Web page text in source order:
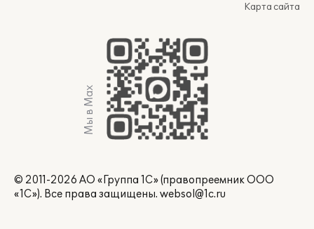
Карта сайта
Мы в Max
© 2011-2026 АО «Группа 1С» (правопреемник ООО
«1С»). Все права защищены. websol@1c.ru